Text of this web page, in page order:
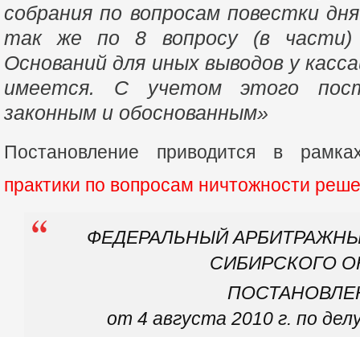
собрания по вопросам повестки
так же по 8 вопросу (в части)
Оснований для иных выводов у
имеется. С учетом этого
законным и обоснованным»
Постановление приводится в
практики по вопросам ничтожности
ФЕДЕРАЛЬНЫЙ
СИБИРСКОГО
от 4 августа 2010 г. по